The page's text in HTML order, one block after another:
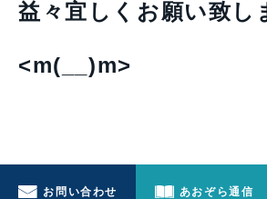
益々宜しくお願い致し
<m(__)m>
お問い合わせ あおぞら通信